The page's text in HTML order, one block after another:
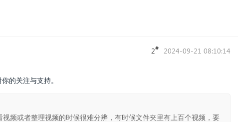
2# 2024-09-21 08:10:14
的关注与支持。
频或者整理视频的时候很难分辨，有时候文件夹里有上百个视频，要